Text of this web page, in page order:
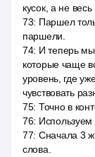
кусок, а не
73: Паршел
паршели.
74: И теперь мы
которые чаще
уровень, где
чувствовать
75: Точно в
76: Используем
77: Сначала 3
слова.